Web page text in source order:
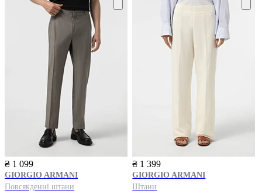
₴ 1 099
GIORGIO ARMANI
Повсякденні штани
₴ 1 399
GIORGIO ARMANI
Штани